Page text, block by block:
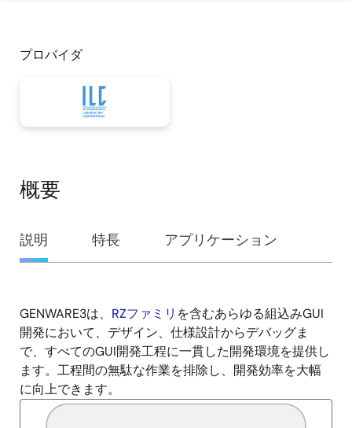
プロバイダ
概要
概
要
説明 特長 アプリケーション
説
明
GENWARE3は、 RZファミリ を含むあらゆる組込みGUI
開発において、デザイン、仕様設計からデバッグま
で、すべてのGUI開発工程に一貫した開発環境を提供し
ます。工程間の無駄な作業を排除し、開発効率を大幅
に向上できます。